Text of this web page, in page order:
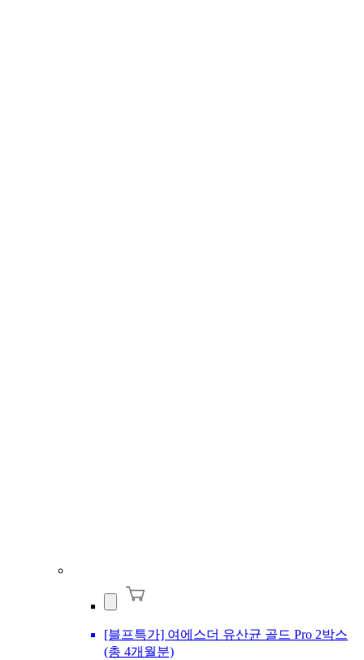
[블프특가] 여에스더 유산균 골드 Pro 2박스
(총 4개월분)